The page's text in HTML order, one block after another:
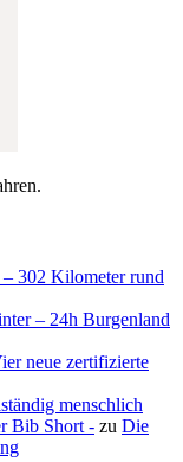
302 Kilometer rund
– 24h Burgenland
neue zertifizierte
menschlich
Bib Short - zu Die